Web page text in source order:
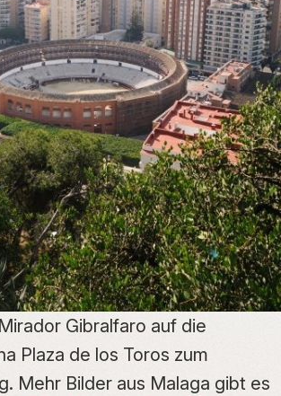
Gibralfaro auf die
Plaza de los Toros zum
Mehr Bilder aus Malaga gibt es